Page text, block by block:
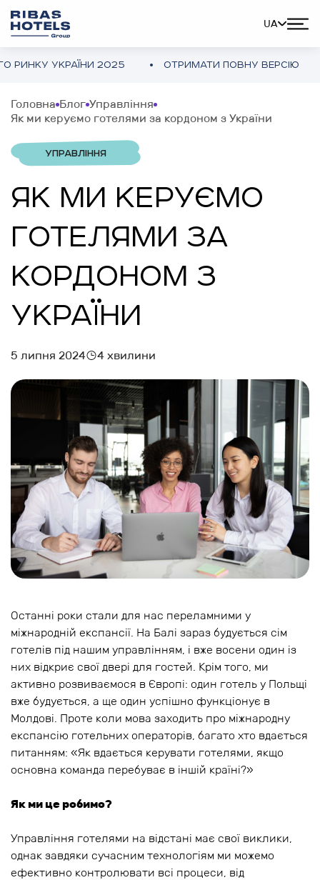
UA
УКРАЇНИ 2025 ОТРИМАТИ ПОВНУ ВЕРСІЮ
Головна Блог Управління
Як ми керуємо готелями за кордоном з України
УПРАВЛІННЯ
ЯК МИ КЕРУЄМО
ГОТЕЛЯМИ ЗА
КОРДОНОМ З
УКРАЇНИ
5 липня 2024 4 хвилини
Останні роки стали для нас переламними у
міжнародній експансії. На Балі зараз будується сім
готелів під нашим управлінням, і вже восени один із
них відкриє свої двері для гостей. Крім того, ми
активно розвиваємося в Європі: один готель у Польщі
вже будується, а ще один успішно функціонує в
Молдові. Проте коли мова заходить про міжнародну
експансію готельних операторів, багато хто вдається
питанням: «Як вдається керувати готелями, якщо
основна команда перебуває в іншій країні?»
Як ми це робимо?
Управління готелями на відстані має свої виклики,
однак завдяки сучасним технологіям ми можемо
ефективно контролювати всі процеси, від